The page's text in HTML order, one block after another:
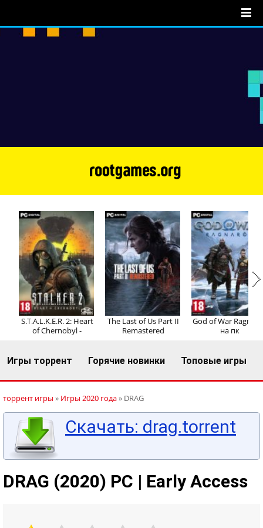
Регистрация Вход
S.T.A.L.K.E.R. 2: Heart
of Chernobyl -
The Last of Us Part II
Remastered
God of War
на пк
Игры торрент Горячие новинки Топовые игры
торрент игры » Игры 2020 года» DRAG
Скачать: drag.torrent
DRAG (2020) PC | Early Access